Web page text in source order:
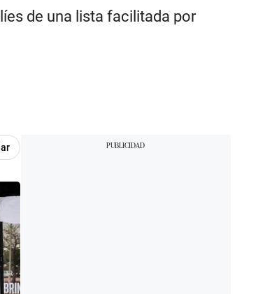
de una lista facilitada por